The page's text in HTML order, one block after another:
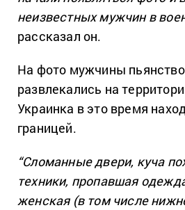
неизвестных мужчин в
рассказал он.
На фото мужчины
развлекались на
Украинка в это время
границей.
“Сломанные двери, куча
техники, пропавшая
женская (в том числе